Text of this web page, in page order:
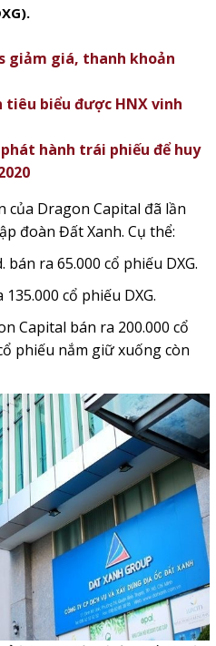
giảm giá, thanh khoản
biểu được HNX vinh
hành trái phiếu để huy
của Dragon Capital đã lần
đoàn Đất Xanh. Cụ thể:
ra 65.000 cổ phiếu DXG.
cổ phiếu DXG.
Capital bán ra 200.000 cổ
phiếu nắm giữ xuống còn